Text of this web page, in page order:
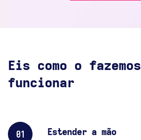
Eis como o fazemos
funcionar
01 Estender a mão